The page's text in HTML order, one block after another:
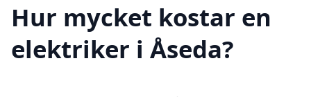
Hur mycket kostar en
elektriker i Åseda?